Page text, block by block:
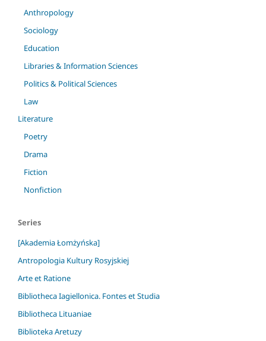
Anthropology
Sociology
Education
Libraries & Information Sciences
Politics & Political Sciences
Law
Literature
Poetry
Drama
Fiction
Nonfiction
Series
[Akademia Łomżyńska]
Antropologia Kultury Rosyjskiej
Arte et Ratione
Bibliotheca Iagiellonica. Fontes et Studia
Bibliotheca Lituaniae
Biblioteka Aretuzy